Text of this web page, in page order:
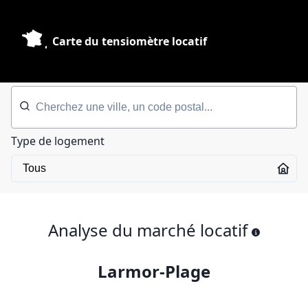
Carte du tensiomètre locatif
Type de logement
Analyse du marché locatif
Larmor-Plage